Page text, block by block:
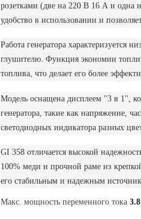
розетками (две на 220 В 16 А и одна
удобство в использовании и
Работа генератора характеризуется
глушителю. Функция экономии
топлива, что делает его более
Модель оснащена дисплеем "3 в 1",
генератора, такие как напряжение,
светодиодных индикатора разных
GI 358 отличается высокой
100% меди и прочной раме из
его стабильным и надежным
Макс. мощность переменного тока